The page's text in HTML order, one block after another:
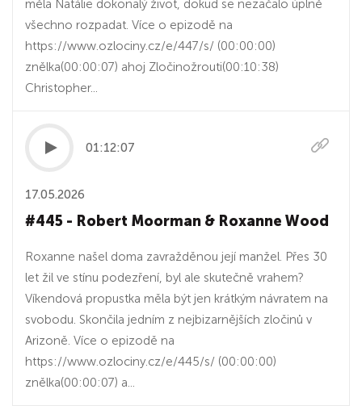
měla Natálie dokonalý život, dokud se nezačalo úplně
všechno rozpadat. Více o epizodě na
https://www.ozlociny.cz/e/447/s/ (00:00:00)
znělka(00:00:07) ahoj Zločinožrouti(00:10:38)
Christopher...
01:12:07
17.05.2026
#445 - Robert Moorman & Roxanne Wood
Roxanne našel doma zavražděnou její manžel. Přes 30
let žil ve stínu podezření, byl ale skutečně vrahem?
Víkendová propustka měla být jen krátkým návratem na
svobodu. Skončila jedním z nejbizarnějších zločinů v
Arizoně. Více o epizodě na
https://www.ozlociny.cz/e/445/s/ (00:00:00)
znělka(00:00:07) a...